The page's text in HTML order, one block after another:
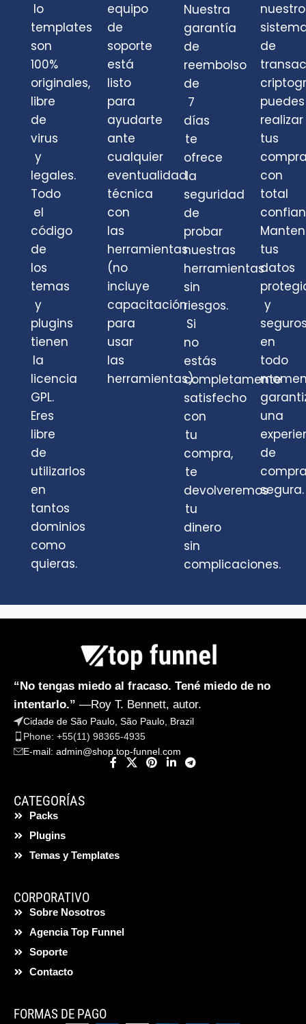
lo
templates
son
100%
originales,
libre
de
virus
y
legales.
Todo
el
código
de
los
temas
y
plugins
tienen
la
licencia
GPL.
Eres
libre
de
utilizarlos
en
tantos
dominios
como
quieras.
equipo
de
soporte
está
listo
para
ayudarte
ante
cualquier
eventualidad
técnica
con
las
herramientas
(no
incluye
capacitación
para
usar
las
herramientas).
Nuestra
garantía
de
reembolso
de
7
días
te
ofrece
la
seguridad
de
probar
nuestras
herramientas
sin
riesgos.
Si
no
estás
completamente
satisfecho
con
tu
compra,
te
devolveremos
tu
dinero
sin
complicaciones.
nuestro
de
puedes
realizar
tus
con
total
tus
datos
y
en
todo
una
de
segura.
“No tengas miedo al fracaso. Tené miedo de no
intentarlo.” —Roy T. Bennett, autor.
Cidade de São Paulo, São Paulo, Brazil
Phone: +55(11) 98365-4935
E-mail: admin@shop.top-funnel.com
CATEGORÍAS
Packs
Plugins
Temas y Templates
CORPORATIVO
Sobre Nosotros
Agencia Top Funnel
Soporte
Contacto
FORMAS DE PAGO